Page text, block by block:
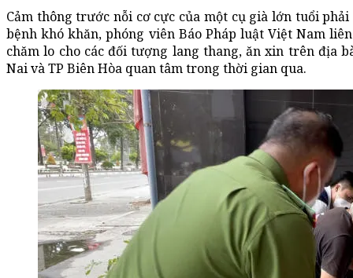
Cảm thông trước nỗi cơ cực của một cụ già lớn tuổi
bệnh khó khăn, phóng viên Báo Pháp luật Việt Nam
chăm lo cho các đối tượng lang thang, ăn xin trên địa
Nai và TP Biên Hòa quan tâm trong thời gian qua.